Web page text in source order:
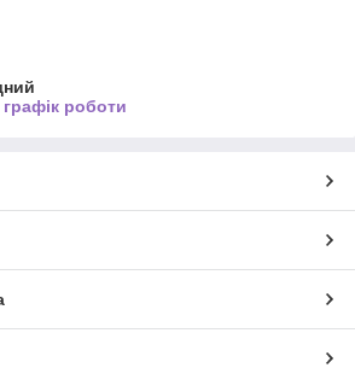
роботи